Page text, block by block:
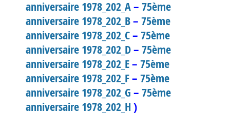
anniversaire 1978_202_A– 75ème
anniversaire 1978_202_B– 75ème
anniversaire 1978_202_C– 75ème
anniversaire 1978_202_D– 75ème
anniversaire 1978_202_E– 75ème
anniversaire 1978_202_F– 75ème
anniversaire 1978_202_G – 75ème
anniversaire 1978_202_H )